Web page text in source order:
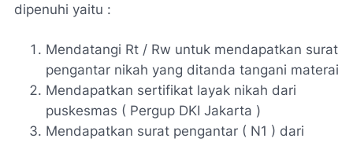
dipenuhi yaitu :
Mendatangi Rt / Rw untuk mendapatkan surat
pengantar nikah yang ditanda tangani materai
Mendapatkan sertifikat layak nikah dari
puskesmas ( Pergup DKI Jakarta )
Mendapatkan surat pengantar ( N1 ) dari